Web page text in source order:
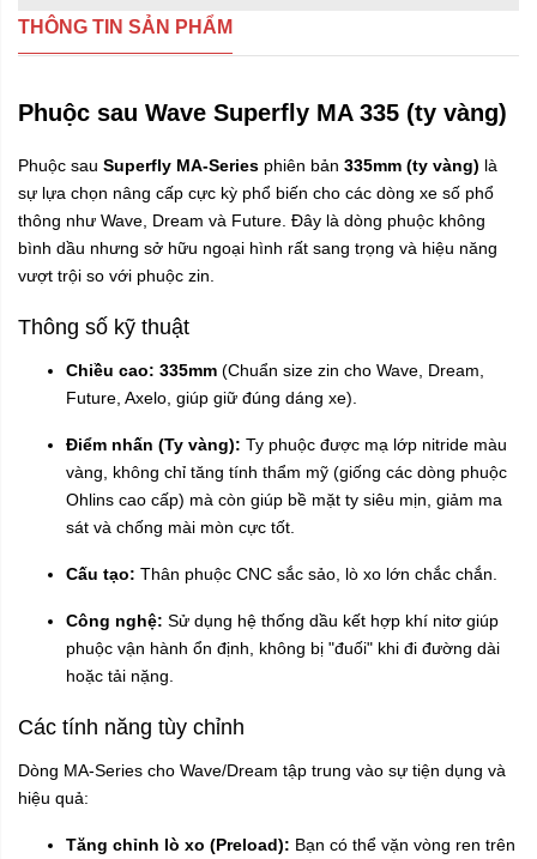
THÔNG TIN SẢN PHẨM
Phuộc sau Wave Superfly MA 335 (ty vàng)
Phuộc sau Superfly MA-Series phiên bản 335mm (ty vàng) là
sự lựa chọn nâng cấp cực kỳ phổ biến cho các dòng xe số phổ
thông như Wave, Dream và Future. Đây là dòng phuộc không
bình dầu nhưng sở hữu ngoại hình rất sang trọng và hiệu năng
vượt trội so với phuộc zin.
Thông số kỹ thuật
Chiều cao: 335mm (Chuẩn size zin cho Wave, Dream,
Future, Axelo, giúp giữ đúng dáng xe).
Điểm nhấn (Ty vàng): Ty phuộc được mạ lớp nitride màu
vàng, không chỉ tăng tính thẩm mỹ (giống các dòng phuộc
Ohlins cao cấp) mà còn giúp bề mặt ty siêu mịn, giảm ma
sát và chống mài mòn cực tốt.
Cấu tạo: Thân phuộc CNC sắc sảo, lò xo lớn chắc chắn.
Công nghệ: Sử dụng hệ thống dầu kết hợp khí nitơ giúp
phuộc vận hành ổn định, không bị "đuối" khi đi đường dài
hoặc tải nặng.
Các tính năng tùy chỉnh
Dòng MA-Series cho Wave/Dream tập trung vào sự tiện dụng và
hiệu quả:
Tăng chỉnh lò xo (Preload): Bạn có thể vặn vòng ren trên